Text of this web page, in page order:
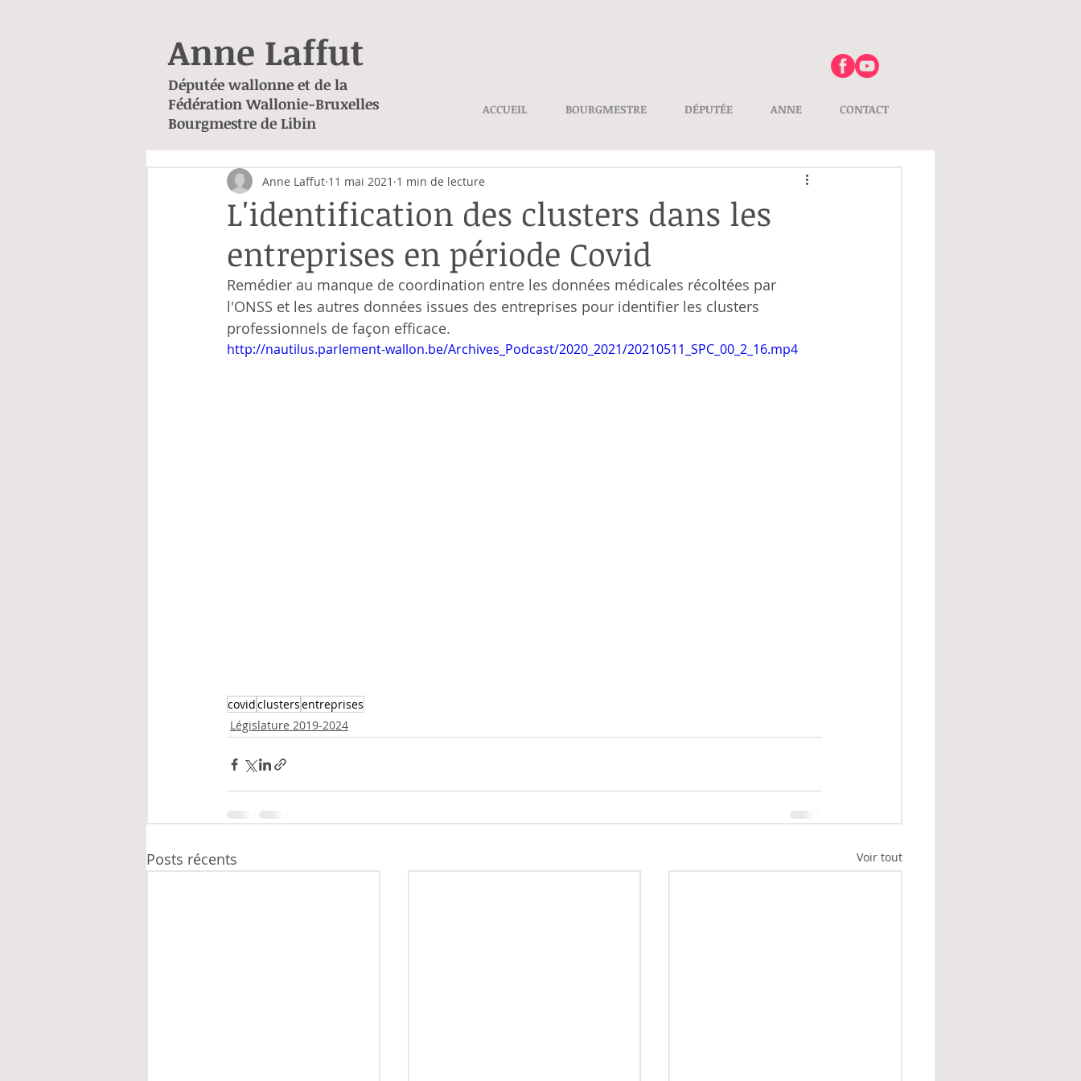
Anne Laffut
Députée wallonne et de la
Fédération Wallonie-Bruxelles
Bourgmestre de Libin
ACCUEIL BOURGMESTRE DÉPUTÉE ANNE CONTACT
L'identification des clusters dans les
entreprises en période Covid
Anne Laffut 11 mai 2021 1 min de lecture
Remédier au manque de coordination entre les données médicales récoltées par
l'ONSS et les autres données issues des entreprises pour identifier les clusters
professionnels de façon efficace.
http://nautilus.parlement-wallon.be/Archives_Podcast/2020_2021/20210511_SPC_00_2_16.mp4
covidclustersentreprises
Législature 2019-2024
Posts récents Voir tout